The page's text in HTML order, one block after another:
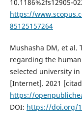
10.1186%2fs12905-
https://
85125157264
Mushasha DM, et al.
regarding the
selected university in
[Internet]. 2021
https://
DOI: https://doi.org/